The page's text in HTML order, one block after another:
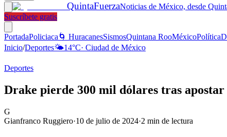
QuintaFuerzaNoticias de México, desde
Suscríbete gratis
PortadaPoliciaca 🌀 HuracanesSismosQuintana RooMéxicoPolítica
Inicio/Deportes🌤️14°C· Ciudad de México
Deportes
Drake pierde 300 mil dólares tras
G
Gianfranco Ruggiero·10 de julio de 2024·2 min de lectura